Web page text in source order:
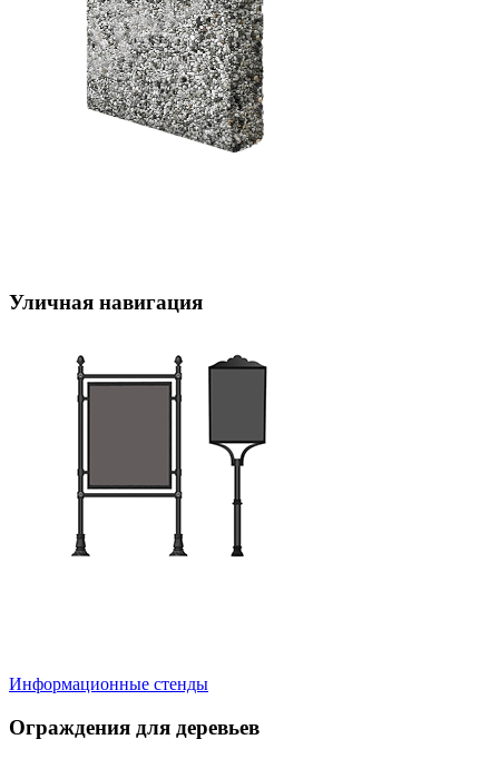
Уличная навигация
Информационные стенды
Ограждения для деревьев